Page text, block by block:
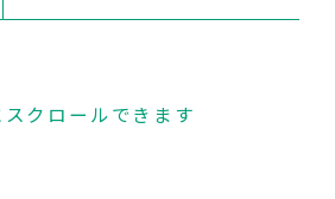
クロールできます